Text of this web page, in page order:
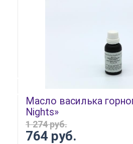
Масло василька
Nights»
764 руб.
1 274 руб.